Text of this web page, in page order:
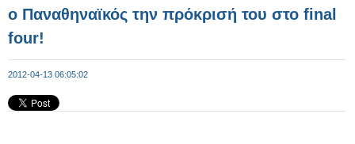
ο Παναθηναϊκός την πρόκρισή του στο final
four!
2012-04-13 06:05:02